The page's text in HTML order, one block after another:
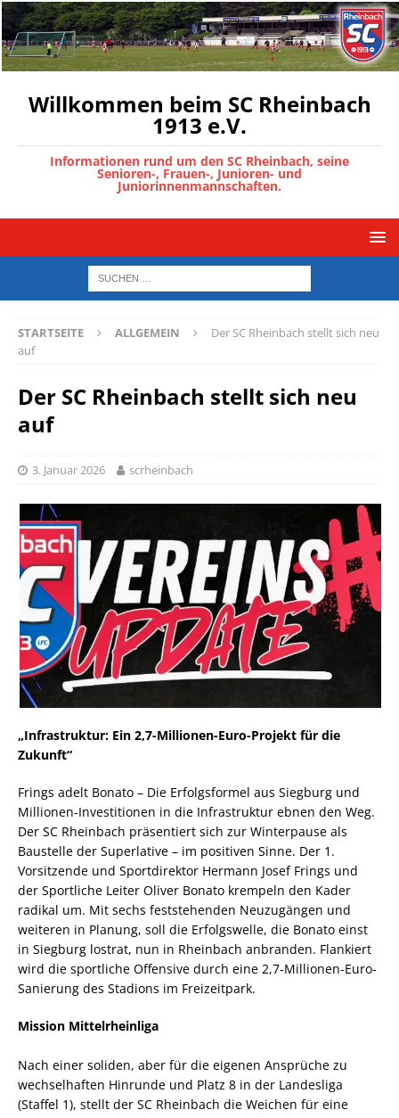
Willkommen beim SC Rheinbach
1913 e.V.
Informationen rund um den SC Rheinbach, seine
Senioren-, Frauen-, Junioren- und
Juniorinnenmannschaften.
STARTSEITE ALLGEMEIN
Der SC Rheinbach stellt sich neu
auf
Der SC Rheinbach stellt sich neu
auf
3. Januar 2026 scrheinbach
„Infrastruktur: Ein 2,7-Millionen-Euro-Projekt für die
Zukunft“
Frings adelt Bonato – Die Erfolgsformel aus Siegburg und
Millionen-Investitionen in die Infrastruktur ebnen den Weg.
Der SC Rheinbach präsentiert sich zur Winterpause als
Baustelle der Superlative – im positiven Sinne. Der 1.
Vorsitzende und Sportdirektor Hermann Josef Frings und
der Sportliche Leiter Oliver Bonato krempeln den Kader
radikal um. Mit sechs feststehenden Neuzugängen und
weiteren in Planung, soll die Erfolgswelle, die Bonato einst
in Siegburg lostrat, nun in Rheinbach anbranden. Flankiert
wird die sportliche Offensive durch eine 2,7-Millionen-Euro-
Sanierung des Stadions im Freizeitpark.
Mission Mittelrheinliga
Nach einer soliden, aber für die eigenen Ansprüche zu
wechselhaften Hinrunde und Platz 8 in der Landesliga
(Staffel 1), stellt der SC Rheinbach die Weichen für eine